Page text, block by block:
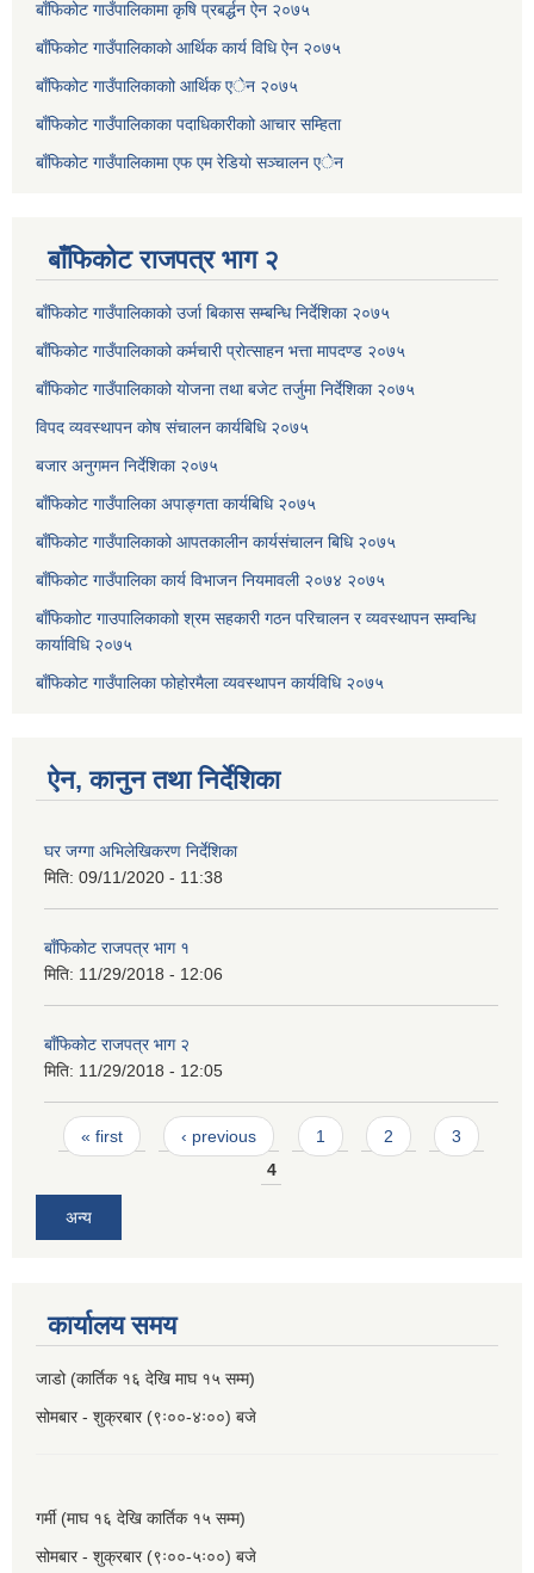
बाँफिकोट गाउँपालिकामा कृषि प्रबर्द्धन ऐन २०७५
बाँफिकोट गाउँपालिकाकाे आर्थिक कार्य विधि ऐन २०७५
बाँफिकोट गाउँपालिकाकाो आर्थिक एेन २०७५
बाँफिकोट गाउँपालिकाका पदाधिकारीकाो आचार सम्हिता
बाँफिकोट गाउँपालिकामा एफ एम रेडियाे सञ्चालन एेन
बाँफिकोट राजपत्र भाग २
बाँफिकोट गाउँपालिकाको उर्जा बिकास सम्बन्धि निर्देशिका २०७५
बाँफिकोट गाउँपालिकाको कर्मचारी प्रोत्साहन भत्ता मापदण्ड २०७५
बाँफिकोट गाउँपालिकाको योजना तथा बजेट तर्जुमा निर्देशिका २०७५
विपद व्यवस्थापन कोष संचालन कार्यबिधि २०७५
बजार अनुगमन निर्देशिका २०७५
बाँफिकोट गाउँपालिका अपाङ्गता कार्यबिधि २०७५
बाँफिकोट गाउँपालिकाको आपतकालीन कार्यसंचालन बिधि २०७५
बाँफिकोट गाउँपालिका कार्य विभाजन नियमावली २०७४ २०७५
बाँफिकाोट गाउपालिकाकाो श्रम सहकारी गठन परिचालन र व्यवस्थापन सम्वन्धि
कार्याविधि २०७५
बाँफिकोट गाउँपालिका फोहोरमैला व्यवस्थापन कार्यविधि २०७५
ऐन, कानुन तथा निर्देशिका
घर जग्गा अभिलेखिकरण निर्देशिका
मिति: 09/11/2020 - 11:38
बाँफिकोट राजपत्र भाग १
मिति: 11/29/2018 - 12:06
बाँफिकोट राजपत्र भाग २
मिति: 11/29/2018 - 12:05
Pages
« first ‹ previous 1 2
3
4
अन्य
कार्यालय समय
जाडो (कार्तिक १६ देखि माघ १५ सम्म)
सोमबार - शुक्रबार (९ः००-४ः००) बजे
गर्मी (माघ १६ देखि कार्तिक १५ सम्म)
सोमबार - शुक्रबार (९ः००-५ः००) बजे